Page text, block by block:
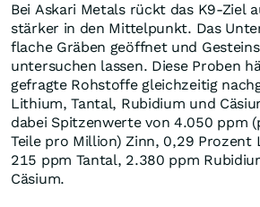
Bei Askari Metals rückt das K9-Ziel
stärker in den Mittelpunkt. Das
flache Gräben geöffnet und
untersuchen lassen. Diese Proben
gefragte Rohstoffe gleichzeitig
Lithium, Tantal, Rubidium und
dabei Spitzenwerte von 4.050 ppm
Teile pro Million) Zinn, 0,29 Prozent
215 ppm Tantal, 2.380 ppm
Cäsium.